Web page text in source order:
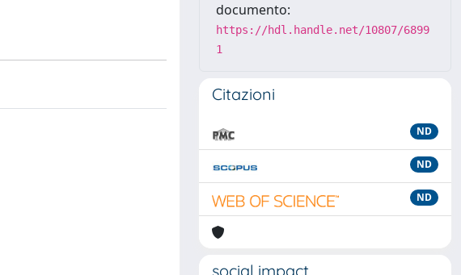
documento:
https://hdl.handle.net/10807/6899
1
Citazioni
ND
ND
ND
social impact